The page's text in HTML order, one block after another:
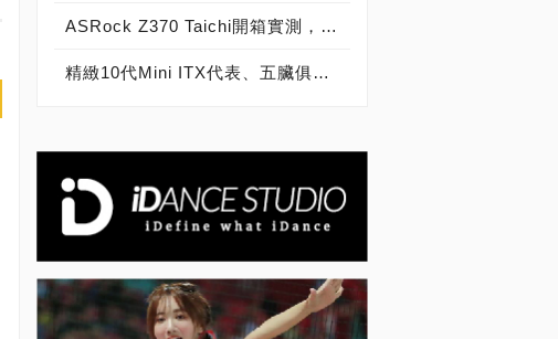
ASRock Z370 Taichi開箱實測，記憶體超頻突破4100MHz，與Intel 8代處理器雙雄合璧的「太極」精品！
精緻10代Mini ITX代表、五臟俱全小主板，ROG Z490-I Gaming主機板開箱動眼看